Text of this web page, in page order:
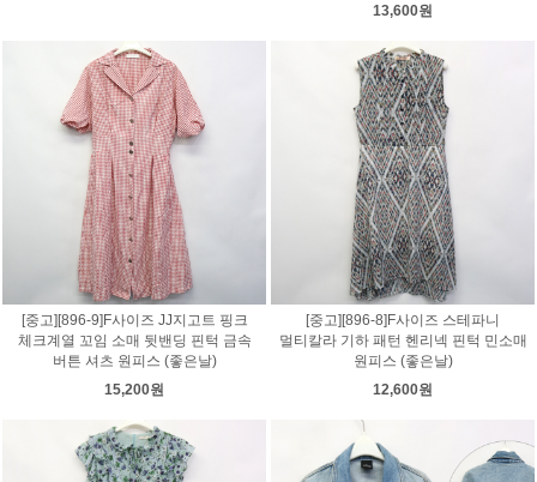
13,600원
[중고][896-9]F사이즈 JJ지고트 핑크
체크계열 꼬임 소매 뒷밴딩 핀턱 금속
버튼 셔츠 원피스 (좋은날)
15,200원
[중고][896-8]F사이즈 스테파니
멀티칼라 기하 패턴 헨리넥 핀턱 민소매
원피스 (좋은날)
12,600원